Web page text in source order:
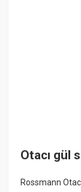
Otacı gül
Rossmann